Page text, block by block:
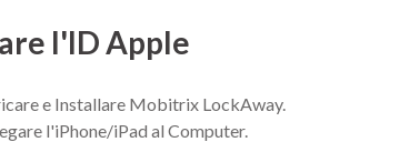
l'ID Apple
e Installare Mobitrix LockAway.
l'iPhone/iPad al Computer.